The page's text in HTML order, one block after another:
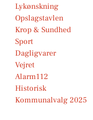
Lykønskning
Opslagstavlen
Krop & Sundhed
Sport
Dagligvarer
Vejret
Alarm112
Historisk
Kommunalvalg 2025